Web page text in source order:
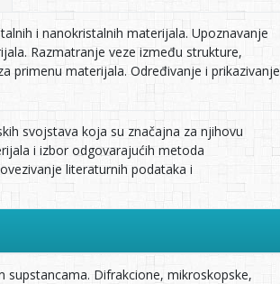
i nanokristalnih materijala. Upoznavanje
Razmatranje veze između strukture,
primenu materijala. Određivanje i prikazivanje
svojstava koja su značajna za njihovu
i izbor odgovarajućih metoda
literaturnih podataka i
supstancama. Difrakcione, mikroskopske,